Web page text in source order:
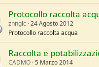
Protocollo raccolta
znnglc 24 Agosto 2012
Protocollo raccolta acqua
Raccolta e
CADMO 5 Marzo 2014